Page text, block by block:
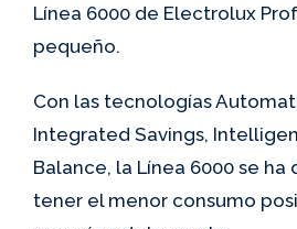
Línea 6000 de Electrolux
pequeño.
Con las tecnologías
Integrated Savings,
Balance, la Línea 6000 se ha
tener el menor consumo